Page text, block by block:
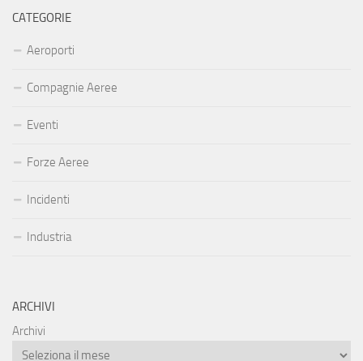
CATEGORIE
Aeroporti
Compagnie Aeree
Eventi
Forze Aeree
Incidenti
Industria
ARCHIVI
Archivi